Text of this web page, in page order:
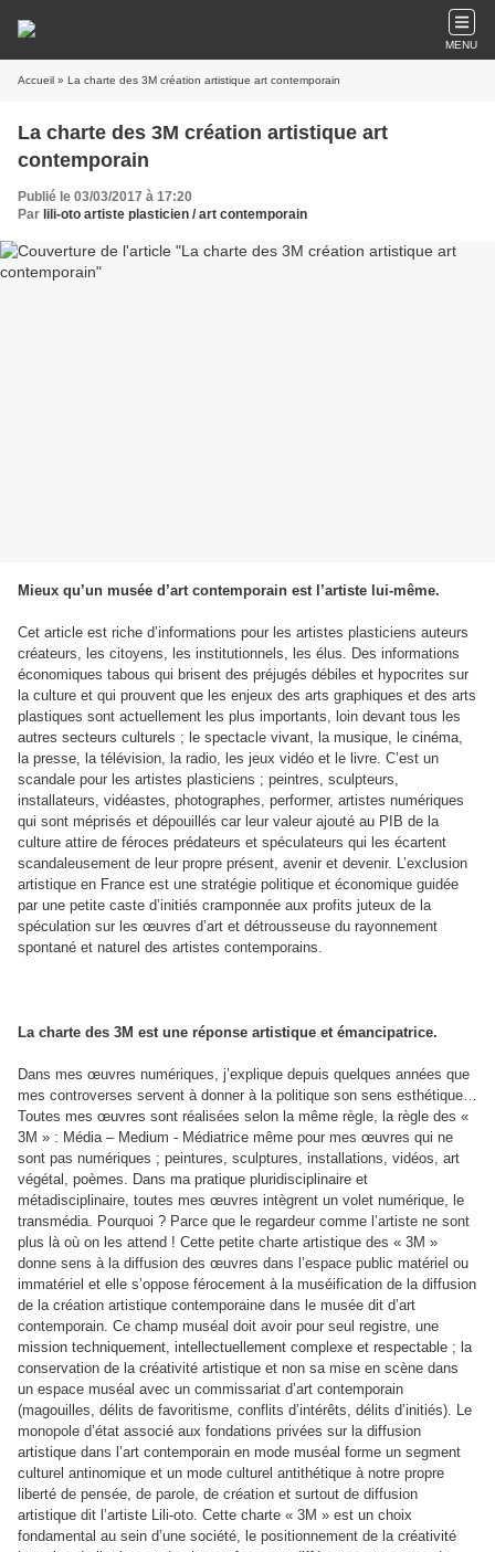
MENU
Accueil » La charte des 3M création artistique art contemporain
La charte des 3M création artistique art
contemporain
Publié le 03/03/2017 à 17:20
Par lili-oto artiste plasticien / art contemporain
Mieux qu’un musée d’art contemporain est l’artiste lui-même.
Cet article est riche d’informations pour les artistes plasticiens auteurs
créateurs, les citoyens, les institutionnels, les élus. Des informations
économiques tabous qui brisent des préjugés débiles et hypocrites sur
la culture et qui prouvent que les enjeux des arts graphiques et des arts
plastiques sont actuellement les plus importants, loin devant tous les
autres secteurs culturels ; le spectacle vivant, la musique, le cinéma,
la presse, la télévision, la radio, les jeux vidéo et le livre. C’est un
scandale pour les artistes plasticiens ; peintres, sculpteurs,
installateurs, vidéastes, photographes, performer, artistes numériques
qui sont méprisés et dépouillés car leur valeur ajouté au PIB de la
culture attire de féroces prédateurs et spéculateurs qui les écartent
scandaleusement de leur propre présent, avenir et devenir. L’exclusion
artistique en France est une stratégie politique et économique guidée
par une petite caste d’initiés cramponnée aux profits juteux de la
spéculation sur les œuvres d’art et détrousseuse du rayonnement
spontané et naturel des artistes contemporains.
La charte des 3M est une réponse artistique et émancipatrice.
Dans mes œuvres numériques, j’explique depuis quelques années que
mes controverses servent à donner à la politique son sens esthétique…
Toutes mes œuvres sont réalisées selon la même règle, la règle des «
3M » : Média – Medium - Médiatrice même pour mes œuvres qui ne
sont pas numériques ; peintures, sculptures, installations, vidéos, art
végétal, poèmes. Dans ma pratique pluridisciplinaire et
métadisciplinaire, toutes mes œuvres intègrent un volet numérique, le
transmédia. Pourquoi ? Parce que le regardeur comme l’artiste ne sont
plus là où on les attend ! Cette petite charte artistique des « 3M »
donne sens à la diffusion des œuvres dans l’espace public matériel ou
immatériel et elle s’oppose férocement à la muséification de la diffusion
de la création artistique contemporaine dans le musée dit d’art
contemporain. Ce champ muséal doit avoir pour seul registre, une
mission techniquement, intellectuellement complexe et respectable ; la
conservation de la créativité artistique et non sa mise en scène dans
un espace muséal avec un commissariat d’art contemporain
(magouilles, délits de favoritisme, conflits d’intérêts, délits d’initiés). Le
monopole d’état associé aux fondations privées sur la diffusion
artistique dans l’art contemporain en mode muséal forme un segment
culturel antinomique et un mode culturel antithétique à notre propre
liberté de pensée, de parole, de création et surtout de diffusion
artistique dit l’artiste Lili-oto. Cette charte « 3M » est un choix
fondamental au sein d’une société, le positionnement de la créativité